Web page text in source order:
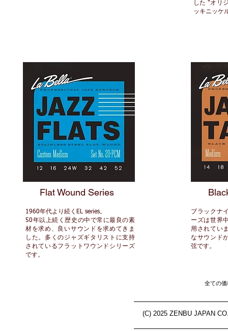
した "オリ
ッキニッケ
Flat Wound Series
1960年代より続くEL series。
50年以上続く歴史の中で常に最良の素
材を求め、良いサウンドを求めてきま
した。多くのジャズギタリストに支持
されているフラットワウンドシリーズ
です。
ブラックナ
ーズは世界
用されてい
なサウンド
弦です。
全ての
(C) 2025 ZENBU JAPAN